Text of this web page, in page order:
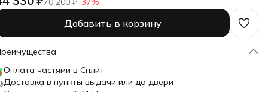
Добавить в корзину
Оплата частями в Сплит
Доставка в пункты выдачи или до двери